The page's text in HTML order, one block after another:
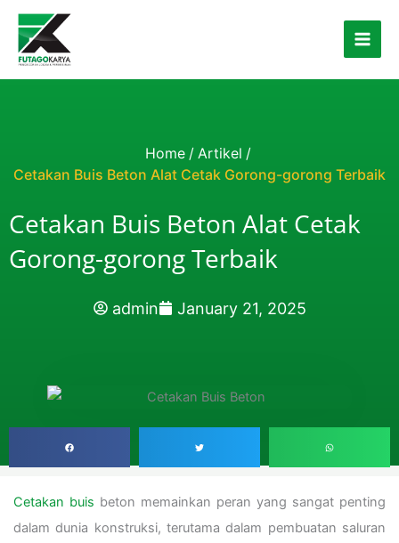
Skip to content
Home / Artikel /
Cetakan Buis Beton Alat Cetak Gorong-gorong Terbaik
Cetakan Buis Beton Alat Cetak
Gorong-gorong Terbaik
admin January 21, 2025
Cetakan buis beton memainkan peran yang sangat penting
dalam dunia konstruksi, terutama dalam pembuatan saluran